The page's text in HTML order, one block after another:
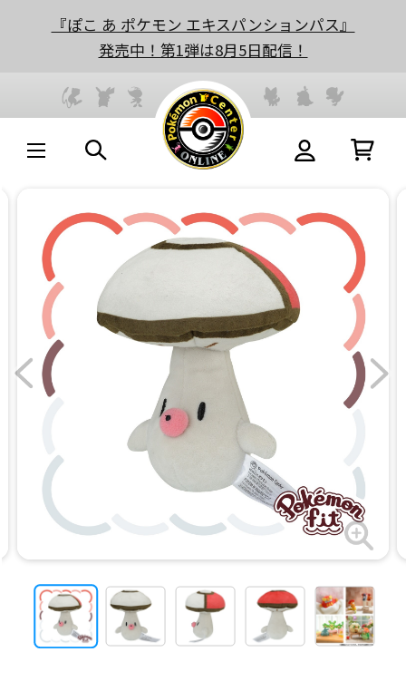
『ぽこ あ ポケモン エキスパンションパス』
発売中！第1弾は8月5日配信！